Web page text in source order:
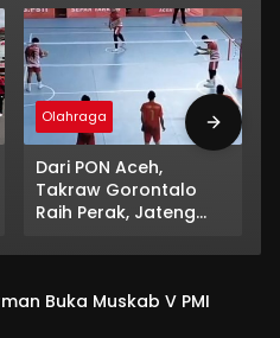
Olahraga
Dari PON Aceh,
Takraw Gorontalo
Raih Perak, Jateng
Buka Muskab V PMI